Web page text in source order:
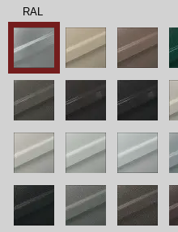
RAL